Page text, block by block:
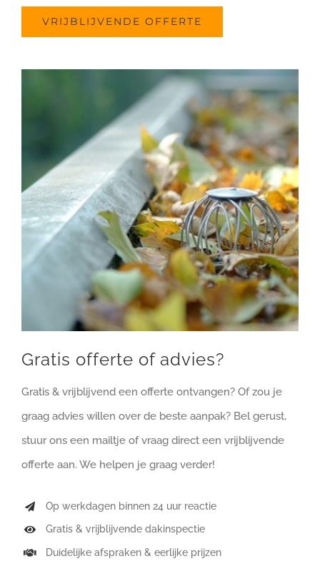
VRIJBLIJVENDE OFFERTE
Gratis offerte of advies?
Gratis & vrijblijvend een offerte ontvangen? Of zou je
graag advies willen over de beste aanpak? Bel gerust,
stuur ons een mailtje of vraag direct een vrijblijvende
offerte aan. We helpen je graag verder!
Op werkdagen binnen 24 uur reactie
Gratis & vrijblijvende dakinspectie
Duidelijke afspraken & eerlijke prijzen